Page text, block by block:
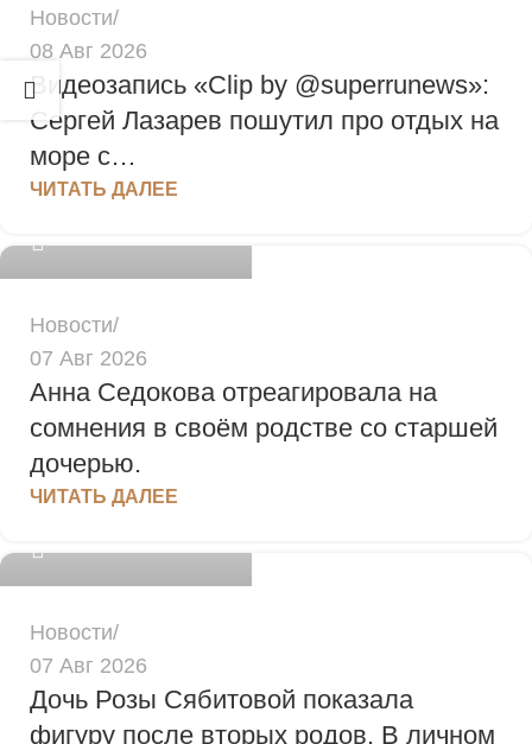
Новости
08 Авг 2026
Видеозапись «Clip by @superrunews»:
Сергей Лазарев пошутил про отдых на
море с…
ЧИТАТЬ ДАЛЕЕ
admin
Новости
07 Авг 2026
Анна Седокова отреагировала на
сомнения в своём родстве со старшей
дочерью.
ЧИТАТЬ ДАЛЕЕ
admin
Новости
07 Авг 2026
Дочь Розы Сябитовой показала
фигуру после вторых родов. В личном